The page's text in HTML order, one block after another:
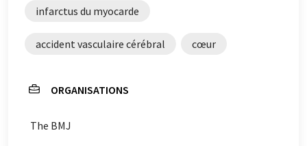
infarctus du myocarde
accident vasculaire cérébral cœur
ORGANISATIONS
The BMJ